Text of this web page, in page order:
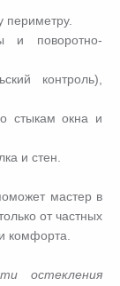
периметру.
и поворотно-
контроль),
стыкам окна и
и стен.
мастер в
от частных
комфорта.
остекления